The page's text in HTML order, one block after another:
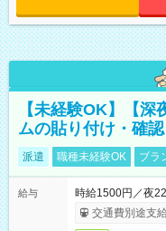
【未経験OK】【
ムの貼り付け・確
派遣 職種未経験OK ブラ
給与
時給1500円／夜
交通費別途支